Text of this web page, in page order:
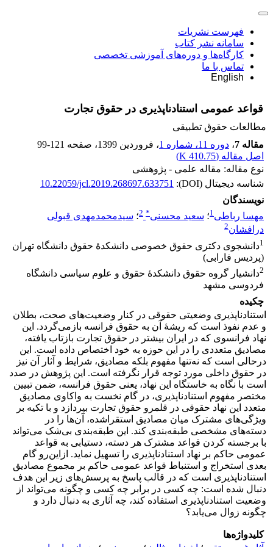
فهرست نشریات
سامانه نشر کتاب
کارگاه‌ها و دوره‌های آموزشی تخصصی
تماس با ما
English
قواعد عمومی استنادناپذیری در حقوق تجارت
مطالعات حقوق تطبیقی
مقاله 7
، دوره 11، شماره 1 ، فروردین 1399 ، صفحه 99-121
اصل مقاله (410.75 K
)
نوع مقاله: مقاله علمی - پژوهشی
شناسه دیجیتال (DOI):
10.22059/jcl.2019.268697.633751
نویسندگان
مهسا رباطی1؛ سعید محسنی*
2؛ سیدمحمدمهدی قبولی
درافشان2
1دانشجوی دکتری حقوق خصوصی دانشکدۀ حقوق دانشگاه تهران
(پردیس فارابی)
2دانشیار گروه حقوق دانشکدۀ حقوق و علوم سیاسی دانشگاه
فردوسی مشهد
چکیده
استنادناپذیری وضعیتی حقوقی در کنار وضعیت‌های صحت، بطلان
و عدم نفوذ است که ریشۀ آن به حقوق فرانسه بازمی‌گردد. این
نهاد فرانسوی که در ایران بیشتر در حقوق تجارت بازتاب یافته،
مصادیق متعددی را در این حوزه به خود اختصاص داده است. این
درحالی است که نه‌تنها مفهوم بلکه مصادیق، شرایط و آثار آن نیز
در حقوق داخلی مورد توجه قرار نگرفته است. این پژوهش در صدد
است با نگاه به خاستگاه این نهاد، یعنی حقوق فرانسه، ضمن تبیین
مختصر مفهوم استنادناپذیری، در گام نخست به واکاوی مصادیق
متعدد این نهاد حقوقی در قلمرو حقوق تجارت بپردازد و با تکیه بر
ویژگی‌های مشترک میان مصادیق استقراشده، آن‌ها را در
دسته‌های مشخصی طبقه‌بندی کند. این طبقه‌بندی بی‌شک می‌تواند
با برجسته کردن قواعد مشترک هر دسته، دستیابی به قواعد
عمومی حاکم بر نهاد استنادناپذیری را تسهیل نماید. از‌این‌رو گام
بعدی استخراج و استنباط قواعد عمومی حاکم بر مجموع مصادیق
استنادناپذیری است که در قالب پاسخ به پرسش‌های زیر این هدف
دنبال شده است: چه کسی در برابر چه کسی و چگونه می‌تواند از
وضعیت استنادناپذیری استفاده کند، چه آثاری به دنبال دارد و
چگونه زوال می‌یابد؟
کلیدواژه‌ها